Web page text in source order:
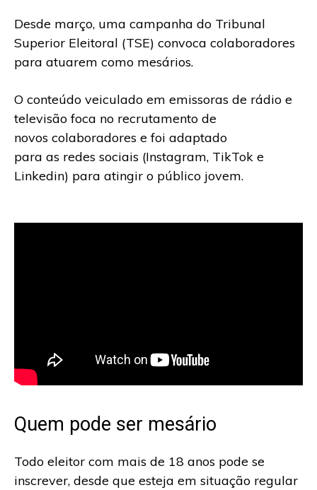
Desde março, uma campanha do Tribunal
Superior Eleitoral (TSE) convoca colaboradores
para atuarem como mesários.
O conteúdo veiculado em emissoras de rádio e
televisão foca no recrutamento de
novos colaboradores e foi adaptado
para as redes sociais (Instagram, TikTok e
Linkedin) para atingir o público jovem.
Quem pode ser mesário
Todo eleitor com mais de 18 anos pode se
inscrever, desde que esteja em situação regular